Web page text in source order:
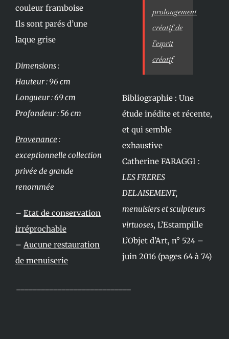
couleur framboise
Ils sont parés d’une
laque grise
Dimensions :
Hauteur : 96 cm
Longueur : 69 cm
Profondeur : 56 cm
Provenance :
exceptionnelle collection
privée de grande
renommée
– Etat de conservation
irréprochable
– Aucune restauration
de menuiserie
prolongement
créatif de
l’esprit
créatif
Bibliographie : Une
étude inédite et récente,
et qui semble
exhaustive
Catherine FARAGGI :
LES FRERES
DELAISEMENT,
menuisiers et sculpteurs
virtuoses, L’Estampille
L’Objet d’Art, n° 524 –
juin 2016 (pages 64 à 74)